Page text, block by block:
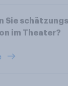
Sie
im Theater?